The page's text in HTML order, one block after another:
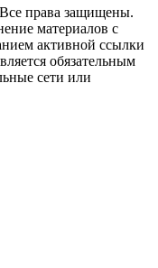
права защищены.
материалов с
активной ссылки
обязательным
сети или